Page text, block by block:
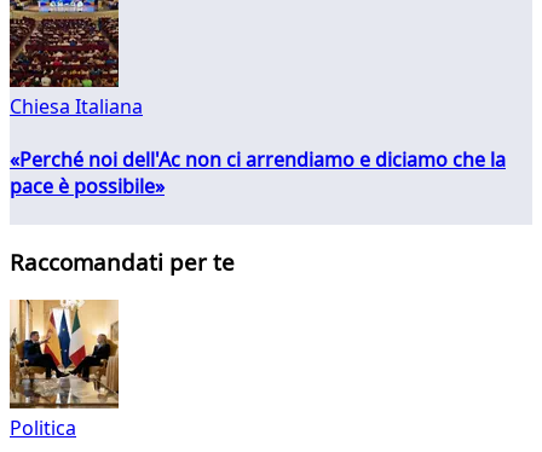
Chiesa Italiana
«Perché noi dell'Ac non ci arrendiamo e diciamo che la
pace è possibile»
Raccomandati per te
Politica